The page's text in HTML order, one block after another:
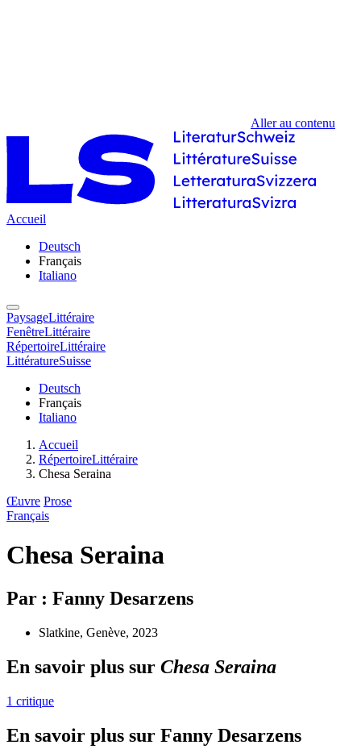
Aller au contenu
Accueil
Deutsch
Français
Italiano
PaysageLittéraire
FenêtreLittéraire
RépertoireLittéraire
LittératureSuisse
Deutsch
Français
Italiano
Accueil
RépertoireLittéraire
Chesa Seraina
Œuvre Prose
Français
Chesa Seraina
Par : Fanny Desarzens
Slatkine, Genève, 2023
En savoir plus sur Chesa Seraina
1 critique
En savoir plus sur Fanny Desarzens